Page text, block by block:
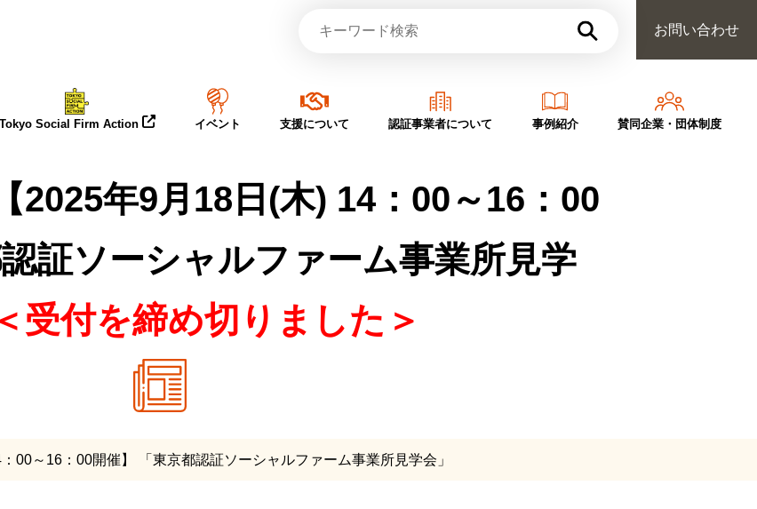
お問い合わせ
Tokyo Social Firm Action イベント 支援について 認証事業者について 事例紹介 賛同企業・団体制度
2025年9月18日(木) 14：00～16：00
証ソーシャルファーム事業所見学
受付を締め切りました＞
00～16：00開催】 「東京都認証ソーシャルファーム事業所見学会」